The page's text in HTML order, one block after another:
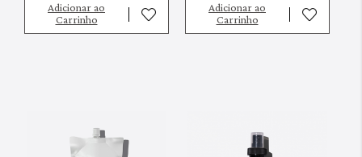
Adicionar ao
Carrinho
Adicionar ao
Carrinho